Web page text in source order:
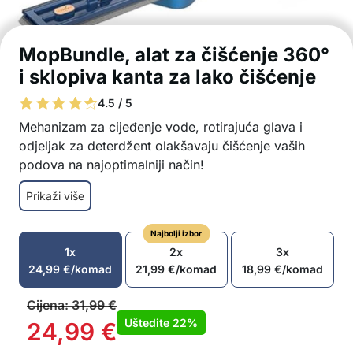
MopBundle, alat za čišćenje 360°
i sklopiva kanta za lako čišćenje
4.5 / 5
Mehanizam za cijeđenje vode, rotirajuća glava i
odjeljak za deterdžent olakšavaju čišćenje vaših
podova na najoptimalniji način!
Metla ima poseban mehanizam koji omogućava
brzo i lako cijeđenje vode
Glava se rotira 360°
Glava metle također ima otvor kroz koji možete
uliti sredstvo za čišćenje
Kanta je sklopiva, tako da ne zauzima puno
prostora
Kanta je dovoljno velika, možete uroniti cijelo
dno metle u nju
Prikaži više
1x
24,99€/komad
Najbolji izbor
2x
21,99€/komad
3x
18,99€/komad
Cijena:31,99€
24,99 € Uštedite 22%